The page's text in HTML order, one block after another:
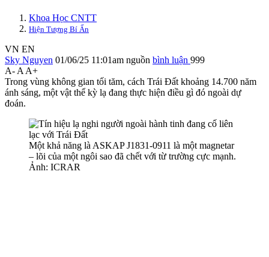
Khoa Học CNTT
Hiện Tượng Bí Ẩn
VN EN
Sky Nguyen 01/06/25 11:01am nguồn bình luận 999
A- A A+
Trong vùng không gian tối tăm, cách Trái Đất khoảng 14.700 năm
ánh sáng, một vật thể kỳ lạ đang thực hiện điều gì đó ngoài dự
đoán.
Một khả năng là ASKAP J1831-0911 là một magnetar
– lõi của một ngôi sao đã chết với từ trường cực mạnh.
Ảnh: ICRAR